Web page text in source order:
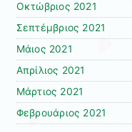
Οκτώβριος 2021
Σεπτέμβριος 2021
Μάιος 2021
Απρίλιος 2021
Μάρτιος 2021
Φεβρουάριος 2021